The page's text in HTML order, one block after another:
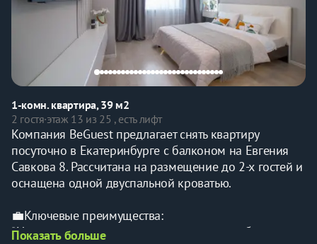
1-комн. квартира, 39 м2
2 гостя·этаж 13 из 25 , есть лифт
Компания BeGuest предлагает снять квартиру
посуточно в Екатеринбурге с балконом на Евгения
Савкова 8. Рассчитана на размещение до 2-х гостей и
оснащена одной двуспальной кроватью.
💼Ключевые преимущества:
* Удалённое заселение — получайте ключи без
Показать больше